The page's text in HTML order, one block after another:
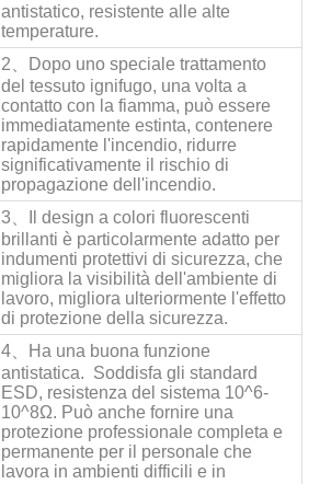
antistatico, resistente alle alte
temperature.
2、
Dopo uno speciale trattamento
del tessuto ignifugo, una volta a
contatto con la fiamma, può essere
immediatamente estinta, contenere
rapidamente l'incendio, ridurre
significativamente il rischio di
propagazione dell'incendio.
3、
Il design a colori fluorescenti
brillanti è particolarmente adatto per
indumenti protettivi di sicurezza, che
migliora la visibilità dell'ambiente di
lavoro, migliora ulteriormente l'effetto
di protezione della sicurezza.
4、Ha una buona funzione
antistatica. Soddisfa gli standard
ESD, resistenza del sistema 10^6-
10^8Ω. Può anche fornire una
protezione professionale completa e
permanente per il personale che
lavora in ambienti difficili e in